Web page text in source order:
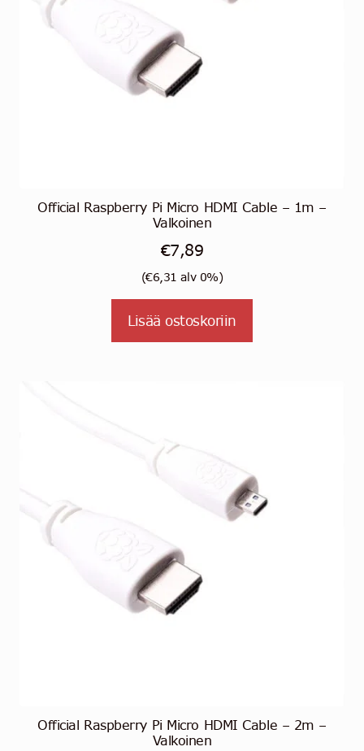
Official Raspberry Pi Micro HDMI Cable – 1m –
Valkoinen
€7,89
(€6,31 alv 0%)
Lisää ostoskoriin
Official Raspberry Pi Micro HDMI Cable – 2m –
Valkoinen